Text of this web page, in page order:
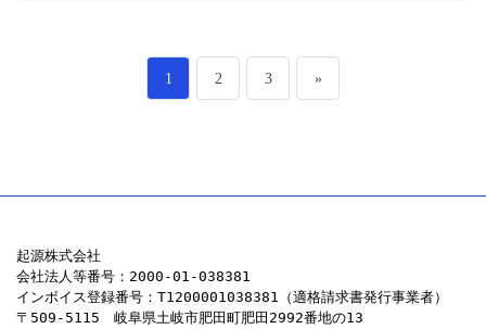
ー
ジ
ペ
1 ペ
2 ペ
3 »
起源株式会社
会社法人等番号：2000-01-038381
インボイス登録番号：T1200001038381（適格請求書発行事業者）
〒509-5115　岐阜県土岐市肥田町肥田2992番地の13